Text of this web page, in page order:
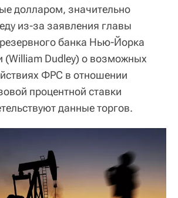
долларом, значительно
из-за заявления главы
банка Нью-Йорка
Dudley) о возможных
ФРС в отношении
процентной ставки
данные торгов.